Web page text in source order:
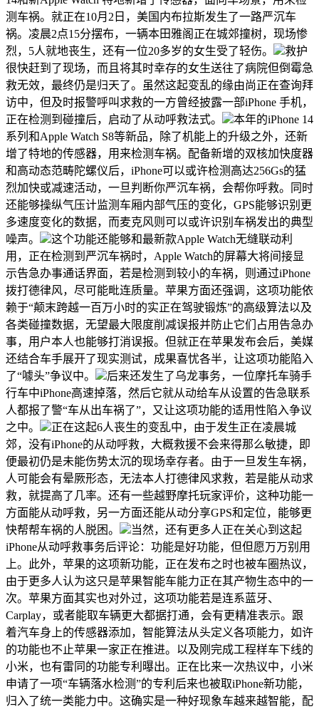
测车祸。就正在10月2日，美国内布拉斯发生了一路严沉车
祸。凌晨2点15分摆布，一辆本田雅阁正在城郊撞树，现场惨
烈，5人就地丧生，还有一位20多岁的女生受了轻伤。
救护
很快赶到了现场，而且将其时幸存的女生送往了病院但倒霉急
救无效，最终仍是归天了。虽然这起变乱的缘由尚正在查询拜
访中，但及时报警呼叫求救的一方曾经披露一部iPhone 手机，
正在检测到碰撞后，启动了从动呼救法式。
本年的iPhone 14
系列和Apple Watch S8等新品，除了机能上的升级之外，还新
增了特地的传感器，用来检测车祸。配备新增的双核加快度器
和高动态范畴陀螺仪后，iPhone可以或许检测高达256Gs的猛
烈加快或减速活动，一旦判断你严沉车祸，会帮你呼救。同时
还能够操纵气压计监测车厢内部气压的变化，GPS能够识别更
多速度变化的数据，而麦克风则可以或许识别车祸发出的典型
噪声。
这个功能还能够和最新款Apple Watch无缝联动利
用，正在检测到严沉车祸时，Apple Watch的屏幕大将间接显
示告急办事通话界面，若是检测到较小的车祸，则通过iPhone
拨打德律风，尽可能毗连质量。苹果方面还强调，这项功能依
赖于“颠末跨越一百万小时的实正在驾驶锻炼”的高级算法以及
各类碰撞数据，无望最大限度削减误报并防止它们占用告急办
事，用户本人也能够打消误报。但就正在苹果发布会后，美媒
还结合车手展开了现实测试，成果喜忧各半，让这项功能陷入
了“噱头”争议中。
后来还发生了乌龙事务，一位摩托车骑手
行车中iPhone高速掉落，然后它就从动给车从设置的告急联系
人都报了警“车从出车祸了”，又让这项功能的适用性陷入争议
之中。
正在这起6人丧生的变乱中，由于发生正在凌晨城
郊，没有iPhone的从动呼救，大概救援不会来得那么敏捷，即
便最初仍是未能伤势太沉的现场幸存者。由于一旦发生车祸，
人可能会有晕厥形态，无法本人打德律风求救，若是能从动求
救，就提高了几率。还有一些越野摩托玩家评价，这种功能一
方面能从动呼救，另一方面还能从动分享GPS和定位，能够更
快帮帮车祸的人脱困。
当然，还有更多人正在关心到这起
iPhone从动呼救事务后评论：功能是好功能，但但愿万万别用
上。此外，苹果的这项新功能，正在发布之时也被车圈热议，
由于更多人认为这只是苹果智能车能力正在其产物生态中的一
次。苹果方面其实也对外过，这项功能若是连系蓝牙、
Carplay，或者能取车辆更大都据打通，会有更精准表示。跟
着汽车身上的传感器添加，智能算法从头定义各项能力，如许
的功能也不止苹果一家正在推进。以及刚完成工程样车下线的
小米，也有雷同的功能专利曝出。正在比来一次热议中，小米
申请了一项“车辆落水检测”的专利后来也被取iPhone新功能，
归入了统一类能力中。这确实是一种好现象车越来越智能，配